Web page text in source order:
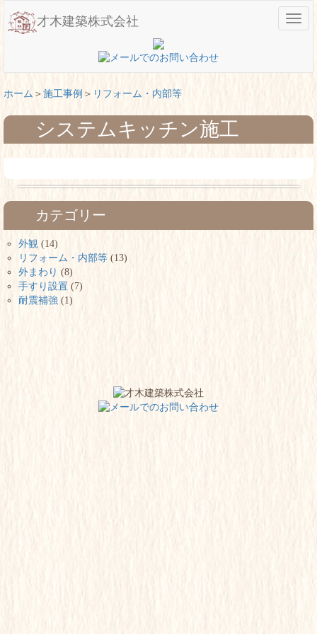
メ
ニ
才木建築株式会社
ホーム 施工事例 リフォーム・内部等
システムキッチン施工
カテゴリー
外観 (14)
リフォーム・内部等 (13)
外まわり (8)
手すり設置 (7)
耐震補強 (1)